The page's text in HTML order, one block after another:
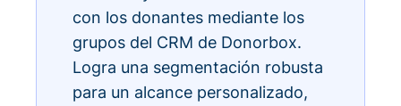
con los donantes mediante los
grupos del CRM de Donorbox.
Logra una segmentación robusta
para un alcance personalizado,